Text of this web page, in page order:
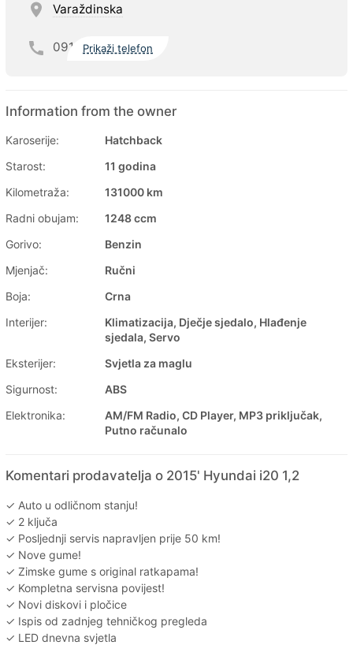
Varaždinska
091 Prikaži telefon
Information from the owner
Karoserije:
Hatchback
Starost:
11 godina
Kilometraža:
131000 km
Radni obujam:
1248 ccm
Gorivo:
Benzin
Mjenjač:
Ručni
Boja:
Crna
Interijer:
Klimatizacija, Dječje sjedalo, Hlađenje
sjedala, Servo
Eksterijer:
Svjetla za maglu
Sigurnost:
ABS
Elektronika:
AM/FM Radio, CD Player, MP3 priključak,
Putno računalo
Komentari prodavatelja o 2015' Hyundai i20 1,2
✓ Auto u odličnom stanju!
✓ 2 ključa
✓ Posljednji servis napravljen prije 50 km!
✓ Nove gume!
✓ Zimske gume s original ratkapama!
✓ Kompletna servisna povijest!
✓ Novi diskovi i pločice
✓ Ispis od zadnjeg tehničkog pregleda
✓ LED dnevna svjetla